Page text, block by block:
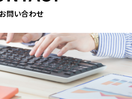
お問い合わせ